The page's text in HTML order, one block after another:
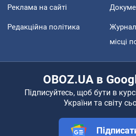
Реклама на сайті
Редакційна політика
місці
OBOZ.UA в
Підписуйтесь, щоб бути в
України та світу